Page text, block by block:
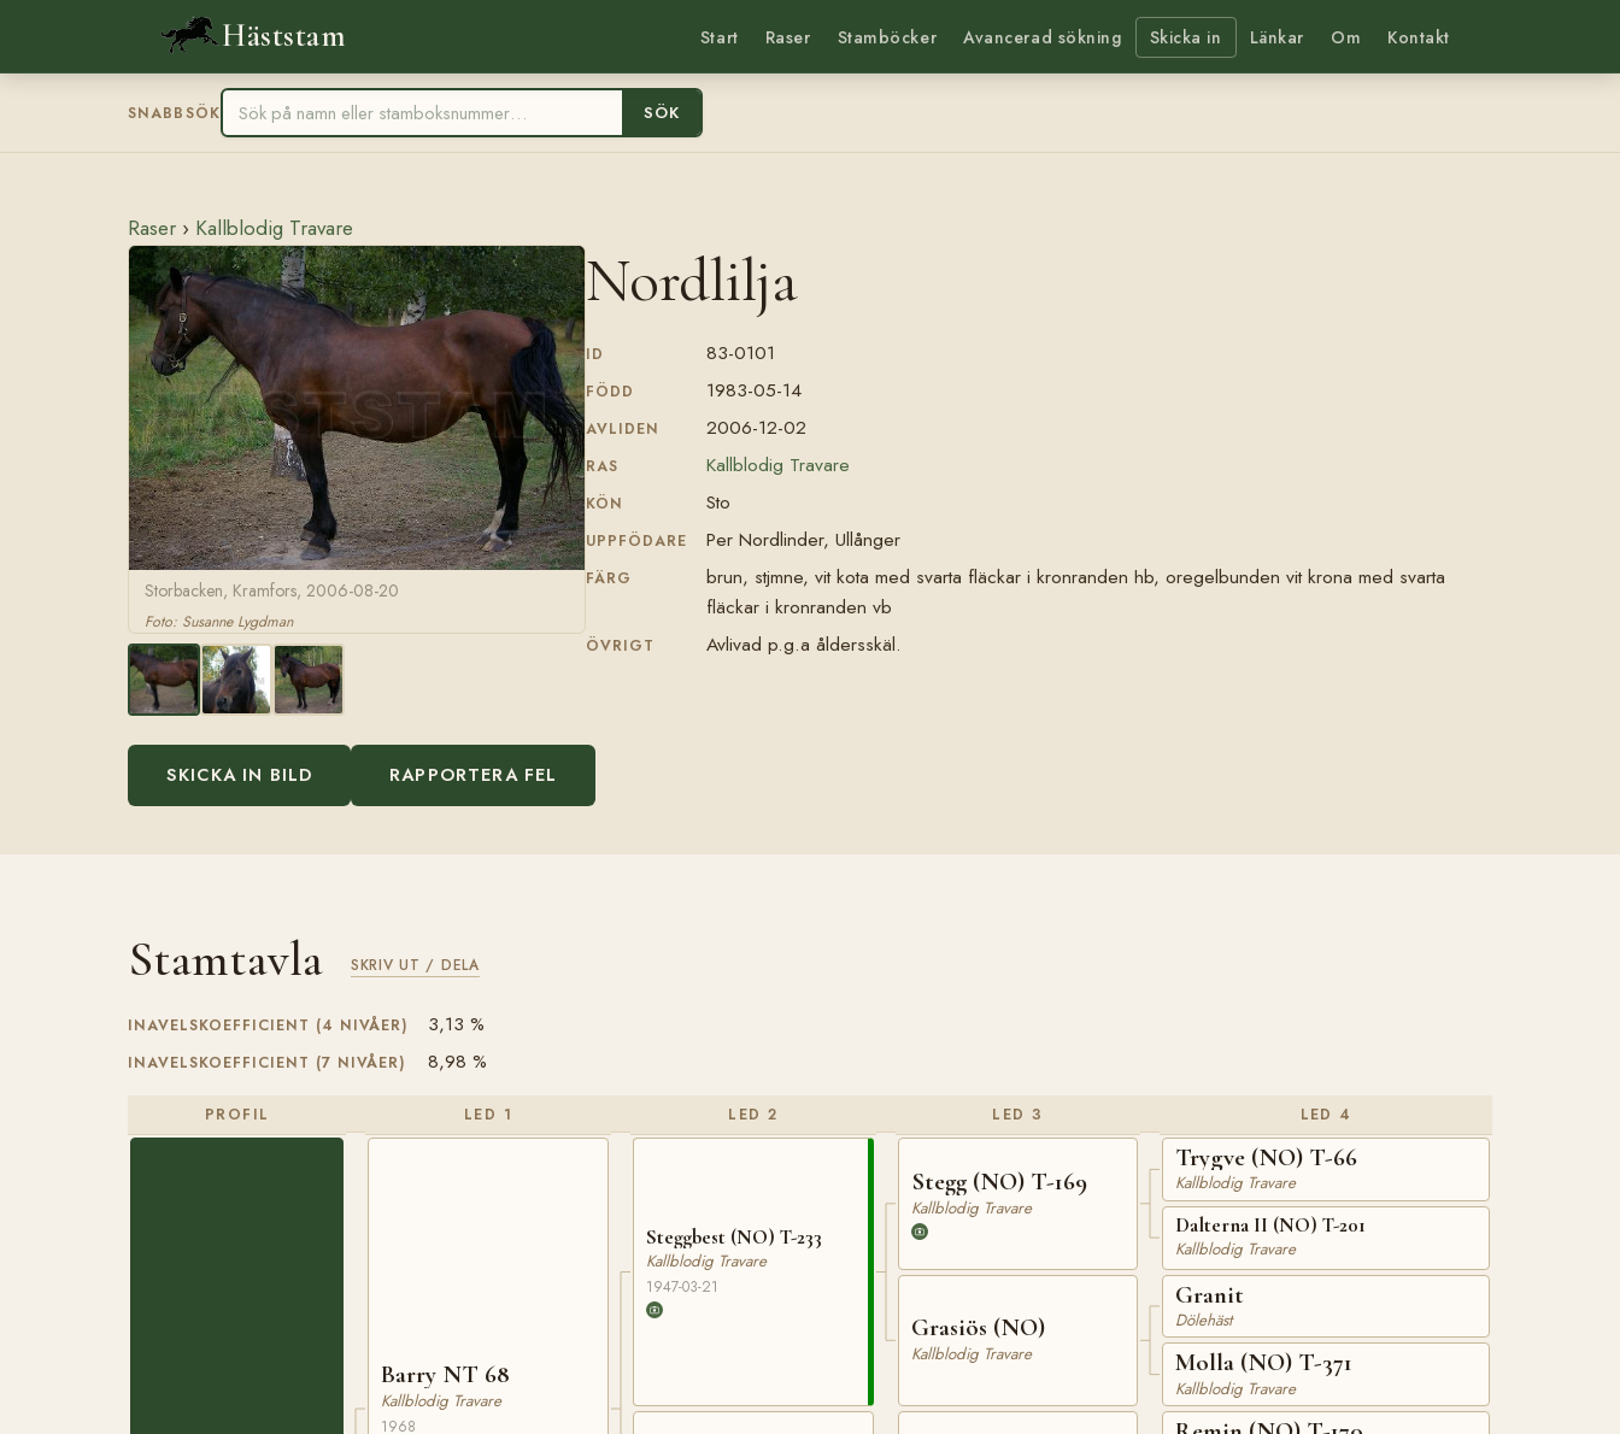
Häststam Start Raser Stamböcker Avancerad sökning Skicka in Länkar Om Kontakt
SNABBSÖK SÖK
Raser › Kallblodig Travare
Storbacken, Kramfors, 2006-08-20
Foto: Susanne Lygdman
Nordlilja
ID 83-0101
FÖDD 1983-05-14
AVLIDEN 2006-12-02
RAS Kallblodig Travare
KÖN Sto
UPPFÖDARE Per Nordlinder, Ullånger
FÄRG
brun, stjmne, vit kota med svarta fläckar i kronranden hb, oregelbunden vit krona med svarta
fläckar i kronranden vb
ÖVRIGT Avlivad p.g.a åldersskäl.
SKICKA IN BILD RAPPORTERA FEL
Stamtavla SKRIV UT / DELA
INAVELSKOEFFICIENT (4 NIVÅER) 3,13 %
INAVELSKOEFFICIENT (7 NIVÅER) 8,98 %
PROFIL LED 1
Barry NT 68
Kallblodig Travare
1968
LED 2
Steggbest (NO) T-233
Kallblodig Travare
1947-03-21
LED 3
Stegg (NO) T-169
Kallblodig Travare
Grasiös (NO)
Kallblodig Travare
LED 4
Trygve (NO) T-66
Kallblodig Travare
Dalterna II (NO) T-201
Kallblodig Travare
Granit
Dölehäst
Molla (NO) T-371
Kallblodig Travare